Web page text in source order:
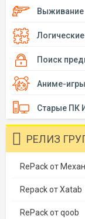
Выживание
Поиск
Аниме-игры
Старые ПК
РЕЛИЗ
RePack от
Repack от Xatab
RePack от qoob